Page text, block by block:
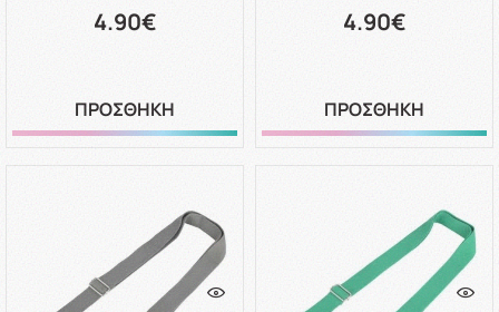
4.90€
ΠΡΟΣΘΗΚΗ
4.90€
ΠΡΟΣΘΗΚΗ